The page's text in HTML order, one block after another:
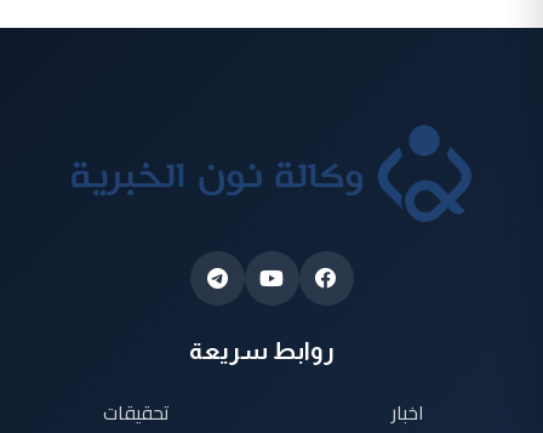
روابط سريعة
اخبار
تحقيقات